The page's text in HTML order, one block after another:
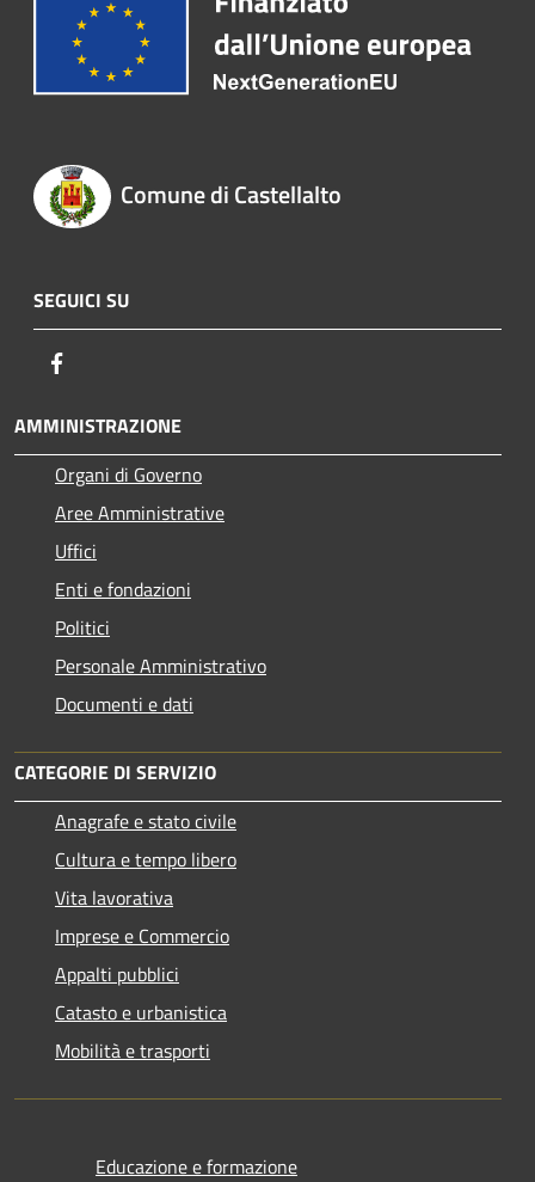
Comune di Castellalto
SEGUICI SU
AMMINISTRAZIONE
Organi di Governo
Aree Amministrative
Uffici
Enti e fondazioni
Politici
Personale Amministrativo
Documenti e dati
CATEGORIE DI SERVIZIO
Anagrafe e stato civile
Cultura e tempo libero
Vita lavorativa
Imprese e Commercio
Appalti pubblici
Catasto e urbanistica
Mobilità e trasporti
Educazione e formazione